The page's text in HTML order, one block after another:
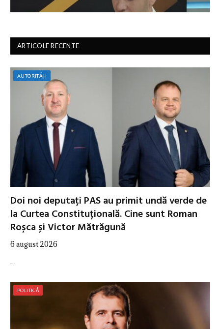
ARTICOLE RECENTE
AUTORITĂȚI
Doi noi deputați PAS au primit undă verde de
la Curtea Constituțională. Cine sunt Roman
Roșca și Victor Mătrăgună
6 august 2026
…
POLITICĂ